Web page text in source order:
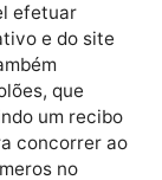
ser
se seis
efetuar